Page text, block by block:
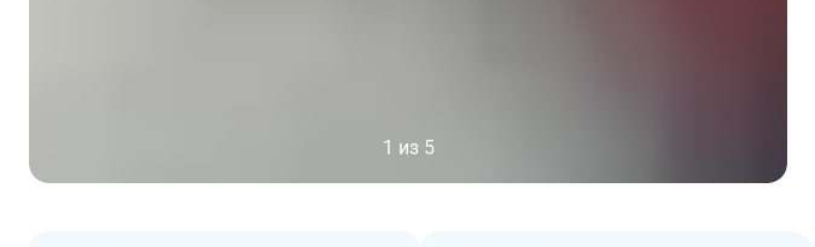
1 из 5